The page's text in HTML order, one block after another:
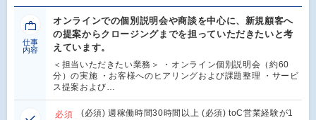
仕事
内容
オンラインでの個別説明会や商談を中心に、新規顧客へ
の提案からクロージングまでを担っていただきたいと考
えています。
＜担当いただきたい業務＞ ・オンライン個別説明会（約60
分）の実施 ・お客様へのヒアリングおよび課題整理 ・サービ
ス提案および…
必須
(必須) 週稼働時間30時間以上 (必須) toC営業経験が1